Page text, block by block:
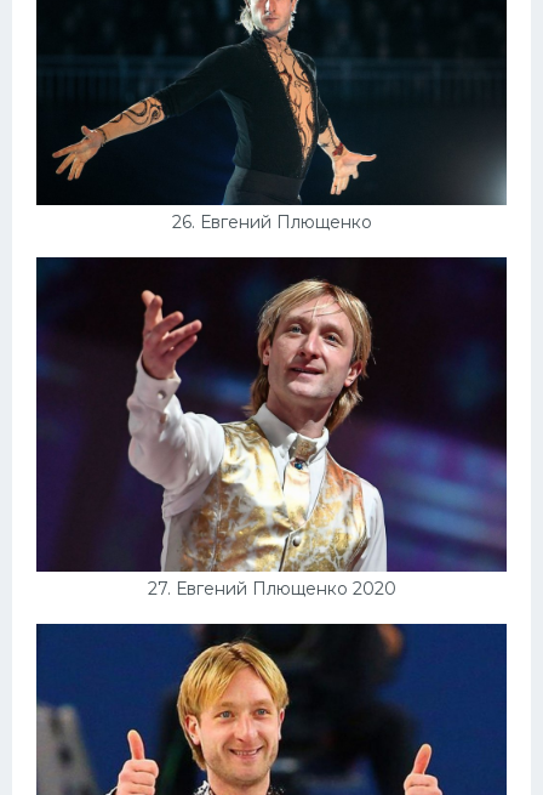
26. Евгений Плющенко
27. Евгений Плющенко 2020